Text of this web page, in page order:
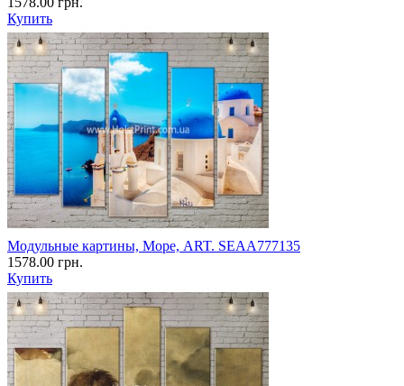
Купить
Модульные картины, Море, ART. SEAA777135
1578.00 грн.
Купить